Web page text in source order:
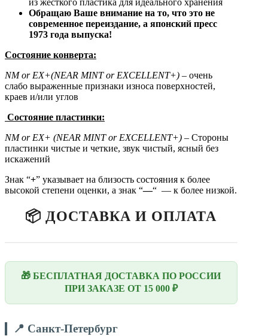
из жесткого пластика для идеального хранения
Обращаю Ваше внимание на то, что это не
современное переиздание, а японский пресс
1973 года выпуска!
Состояние конверта:
NM or EX+(NEAR MINT or EXCELLENT+) – очень
слабо выраженные признаки износа поверхностей,
краев и/или углов
Состояние пластинки:
NM or EX+ (NEAR MINT or EXCELLENT+) – Стороны
пластинки чистые и четкие, звук чистый, ясный без
искажений
Знак “+” указывает на близость состояния к более
высокой степени оценки, а знак “—“ — к более низкой.
📦 ДОСТАВКА И ОПЛАТА
🎁 БЕСПЛАТНАЯ ДОСТАВКА ПО РОССИИ
ПРИ ЗАКАЗЕ ОТ 15 000 ₽
📍 Санкт-Петербург